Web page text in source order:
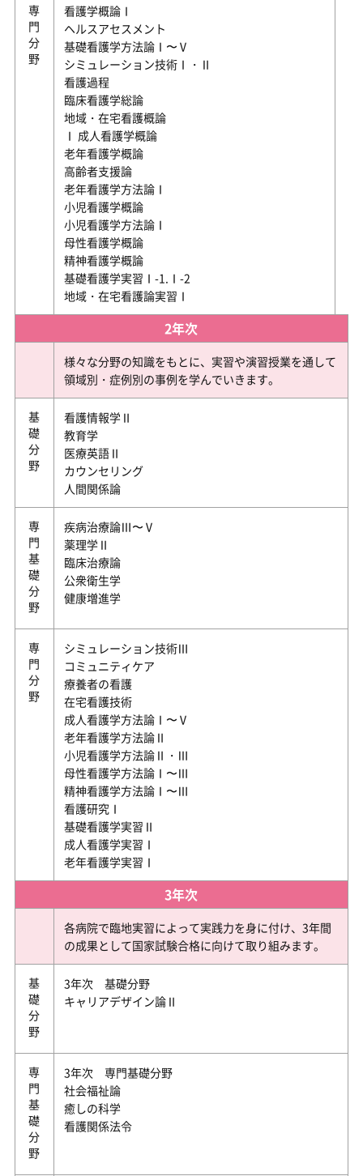
専門分野
看護学概論Ⅰ
ヘルスアセスメント
基礎看護学方法論Ⅰ〜Ⅴ
シミュレーション技術Ⅰ・Ⅱ
看護過程
臨床看護学総論
地域・在宅看護概論
Ⅰ 成人看護学概論
老年看護学概論
高齢者支援論
老年看護学方法論Ⅰ
小児看護学概論
小児看護学方法論Ⅰ
母性看護学概論
精神看護学概論
基礎看護学実習Ⅰ-1.Ⅰ-2
地域・在宅看護論実習Ⅰ
2年次
様々な分野の知識をもとに、実習や演習授業を通して
領域別・症例別の事例を学んでいきます。
基礎分野
看護情報学Ⅱ
教育学
医療英語Ⅱ
カウンセリング
人間関係論
専門基礎分野
疾病治療論Ⅲ〜Ⅴ
薬理学Ⅱ
臨床治療論
公衆衛生学
健康増進学
専門分野
シミュレーション技術Ⅲ
コミュニティケア
療養者の看護
在宅看護技術
成人看護学方法論Ⅰ〜Ⅴ
老年看護学方法論Ⅱ
小児看護学方法論Ⅱ・Ⅲ
母性看護学方法論Ⅰ〜Ⅲ
精神看護学方法論Ⅰ〜Ⅲ
看護研究Ⅰ
基礎看護学実習Ⅱ
成人看護学実習Ⅰ
老年看護学実習Ⅰ
3年次
各病院で臨地実習によって実践力を身に付け、3年間
の成果として国家試験合格に向けて取り組みます。
基礎分野
3年次 基礎分野
キャリアデザイン論Ⅱ
専門基礎分野
3年次 専門基礎分野
社会福祉論
癒しの科学
看護関係法令